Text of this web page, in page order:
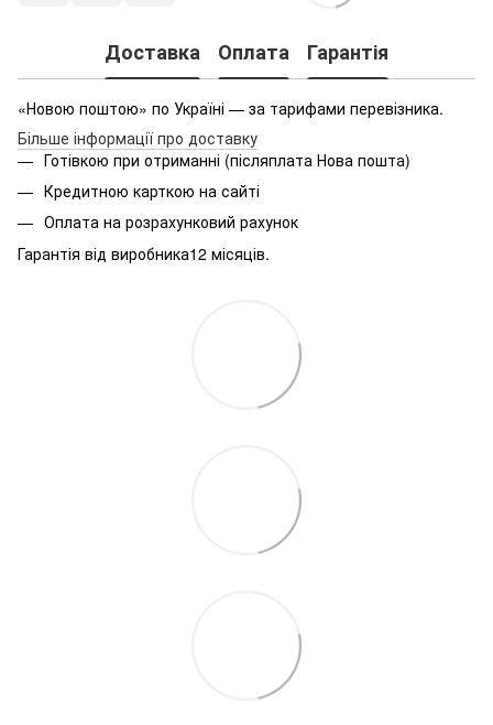
Доставка Оплата Гарантія
«Новою поштою» по Україні — за тарифами перевізника.
Більше інформації про доставку
Готівкою при отриманні (післяплата Нова пошта)
Кредитною карткою на сайті
Оплата на розрахунковий рахунок
Гарантія від виробника12 місяців.